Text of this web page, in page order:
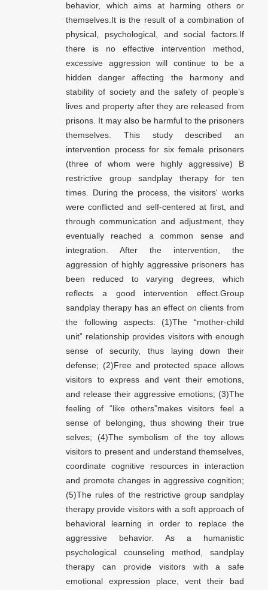
behavior, which aims at harming others or
themselves.It is the result of a combination of
physical, psychological, and social factors.If
there is no effective intervention method,
excessive aggression will continue to be a
hidden danger affecting the harmony and
stability of society and the safety of people’s
lives and property after they are released from
prisons. It may also be harmful to the prisoners
themselves. This study described an
intervention process for six female prisoners
(three of whom were highly aggressive) B
restrictive group sandplay therapy for ten
times. During the process, the visitors' works
were conflicted and self-centered at first, and
through communication and adjustment, they
eventually reached a common sense and
integration. After the intervention, the
aggression of highly aggressive prisoners has
been reduced to varying degrees, which
reflects a good intervention effect.Group
sandplay therapy has an effect on clients from
the following aspects: (1)The “mother-child
unit” relationship provides visitors with enough
sense of security, thus laying down their
defense; (2)Free and protected space allows
visitors to express and vent their emotions,
and release their aggressive emotions; (3)The
feeling of “like others”makes visitors feel a
sense of belonging, thus showing their true
selves; (4)The symbolism of the toy allows
visitors to present and understand themselves,
coordinate cognitive resources in interaction
and promote changes in aggressive cognition;
(5)The rules of the restrictive group sandplay
therapy provide visitors with a soft approach of
behavioral learning in order to replace the
aggressive behavior. As a humanistic
psychological counseling method, sandplay
therapy can provide visitors with a safe
emotional expression place, vent their bad